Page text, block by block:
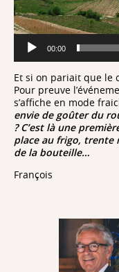
00:00
Et si on pariait que le
Pour preuve
s’affiche en mode
envie de goûter du
? C’est là une
place au frigo, trente
de la bouteille…
François